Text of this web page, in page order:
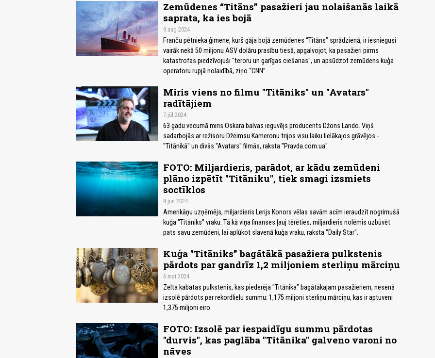
Zemūdenes “Titāns” pasažieri jau nolaišanās laikā
saprata, ka ies bojā
9.aug 2024
Franču pētnieka ģimene, kurš gāja bojā zemūdenes “Titāns” sprādzienā, ir iesniegusi
vairāk nekā 50 miljonu ASV dolāru prasību tiesā, apgalvojot, ka pasažieri pirms
katastrofas piedzīvojuši "teroru un garīgas ciešanas", un apsūdzot zemūdens kuģa
operatoru rupjā nolaidībā, ziņo “CNN”.
Miris viens no filmu "Titāniks" un "Avatars"
radītājiem
7.jūl 2024
63 gadu vecumā miris Oskara balvas ieguvējs producents Džons Lando. Viņš
sadarbojās ar režisoru Džeimsu Kameronu trijos visu laiku lielākajos grāvējos -
"Titānikā" un divās "Avatars" filmās, raksta "Pravda.com.ua"
FOTO: Miljardieris, parādot, ar kādu zemūdeni
plāno izpētīt "Titāniku", tiek smagi izsmiets
soctīklos
8.jun 2024
Amerikāņu uzņēmējs, miljardieris Lerijs Konors vēlas savām acīm ieraudzīt nogrimušā
kuģa "Titāniks" vraku. Tā kā viņa finanses ļauj tērēties, miljardieris nolēmis uzbūvēt
pats savu zemūdeni, lai aplūkot slavenā kuģa vraku, raksta "Daily Star".
Kuģa "Titāniks” bagātākā pasažiera pulkstenis
pārdots par gandrīz 1,2 miljoniem sterliņu mārciņu
6.mai 2024
Zelta kabatas pulkstenis, kas piederēja "Titānika” bagātākajam pasažieriem, nesenā
izsolē pārdots par rekordlielu summu: 1,175 miljoni sterliņu mārciņu, kas ir aptuveni
1,375 miljoni eiro.
FOTO: Izsolē par iespaidīgu summu pārdotas
"durvis", kas paglāba "Titānika" galveno varoni no
nāves